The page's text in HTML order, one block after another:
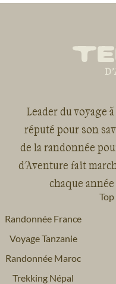
Leader du voyage
réputé pour son
de la randonnée
d'Aventure fait
chaque année
Randonnée France
Voyage Tanzanie
Randonnée Maroc
Trekking Népal